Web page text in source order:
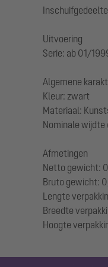
Uitvoering
Serie: ab 01/
Algemene
Kleur: zwart
Materiaal:
Nominale wijdte
Afmetingen
Netto gewicht:
Bruto gewicht:
Lengte
Breedte